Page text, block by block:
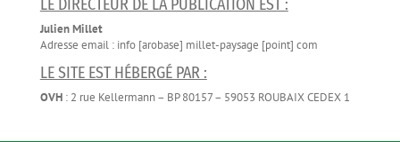
LE DIRECTEUR DE LA PUBLICATION EST :
Julien Millet
Adresse email : info [arobase] millet-paysage [point] com
LE SITE EST HÉBERGÉ PAR :
OVH: 2 rue Kellermann – BP 80157 – 59053 ROUBAIX CEDEX 1